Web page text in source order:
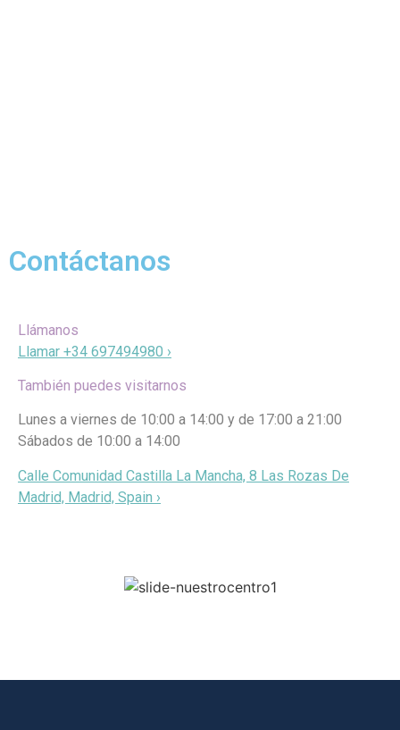
Contáctanos
Llámanos
Llamar +34 697494980 ›
También puedes visitarnos
Lunes a viernes de 10:00 a 14:00 y de 17:00 a 21:00
Sábados de 10:00 a 14:00
Calle Comunidad Castilla La Mancha, 8 Las Rozas De
Madrid, Madrid, Spain ›